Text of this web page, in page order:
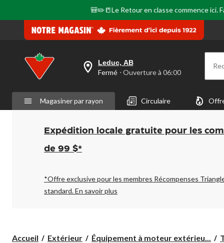
🎒✏️📒Le Retour en classe commence ici.
votre
est
Leduc,
AB,
Fermé,
Ouverture
à
pour
changer
Leduc, AB
Fermé ⋅ Ouverture à 06:00
Magasiner par rayon Circulaire
Expédition locale gratuite pour les
de 99 $*
*Offre exclusive pour les membres Récompenses
standard.En savoir plus
Accueil Extérieur Équipement à moteur extérieu...